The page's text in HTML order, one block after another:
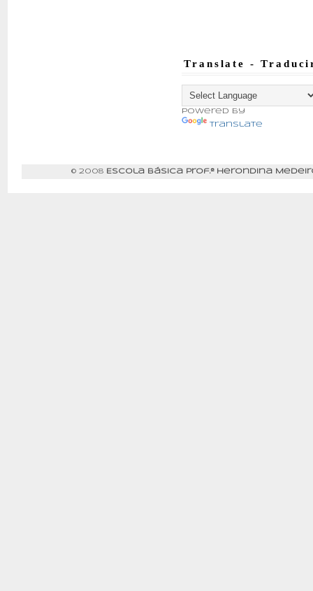
Translate -
Powered by
Translate
© 2008 Escola Básica Prof.ª Herondina